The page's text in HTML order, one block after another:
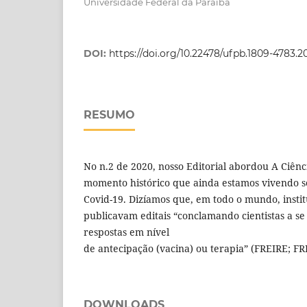
DOI: https://doi.org/10.22478/ufpb.1809-
RESUMO
No n.2 de 2020, nosso Editorial abordou A
momento histórico que ainda estamos vivendo
Covid-19. Dizíamos que, em todo o mundo,
publicavam editais “conclamando cientistas a
respostas em nível
de antecipação (vacina) ou terapia” (FREIRE;